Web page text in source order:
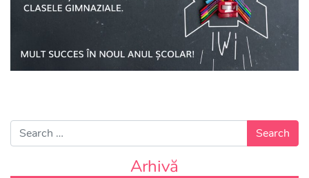
Search for:
Arhivă